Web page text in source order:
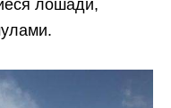
лошади,